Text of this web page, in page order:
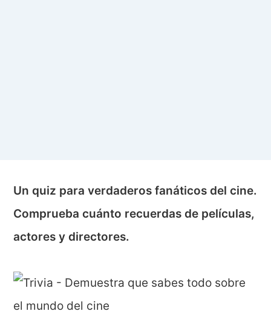
Un quiz para verdaderos fanáticos del cine.
Comprueba cuánto recuerdas de películas,
actores y directores.